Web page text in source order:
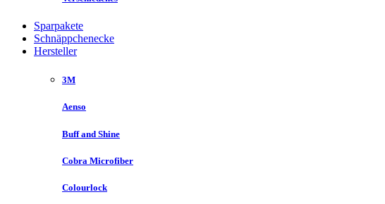
Sparpakete
Schnäppchenecke
Hersteller
3M
Aenso
Buff and Shine
Cobra Microfiber
Colourlock